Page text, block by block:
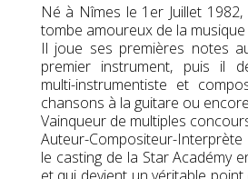
Né à Nîmes le 1er Juillet
tombe amoureux de la musique
Il joue ses premières notes
premier instrument, puis il
multi-instrumentiste et
chansons à la guitare ou
Vainqueur de multiples
Auteur-Compositeur-
le casting de la Star Académy